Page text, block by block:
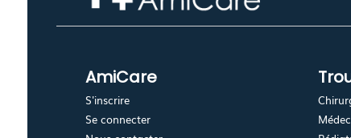
AmiCare
S'inscrire
Se connecter